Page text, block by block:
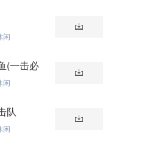
闲
(一击必
闲
队
闲